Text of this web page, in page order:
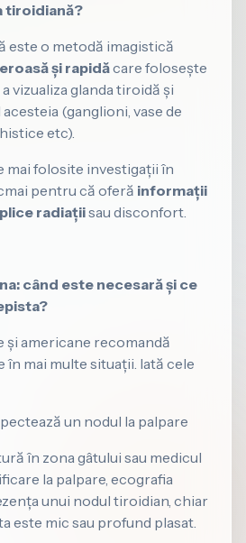
tiroidiană?
este o metodă imagistică
și rapidăcare folosește
vizualiza glanda tiroidă și
(ganglioni, vase de
etc).
mai folosite investigații în
pentru că oferă informații
radiațiisau disconfort.
când este necesară și ce
și americane recomandă
în mai multe situații. Iată cele
un nodul la palpare
în zona gâtului sau medicul
la palpare, ecografia
unui nodul tiroidian, chiar
este mic sau profund plasat.